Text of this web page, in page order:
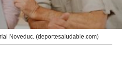
Noveduc. (deportesaludable.com)